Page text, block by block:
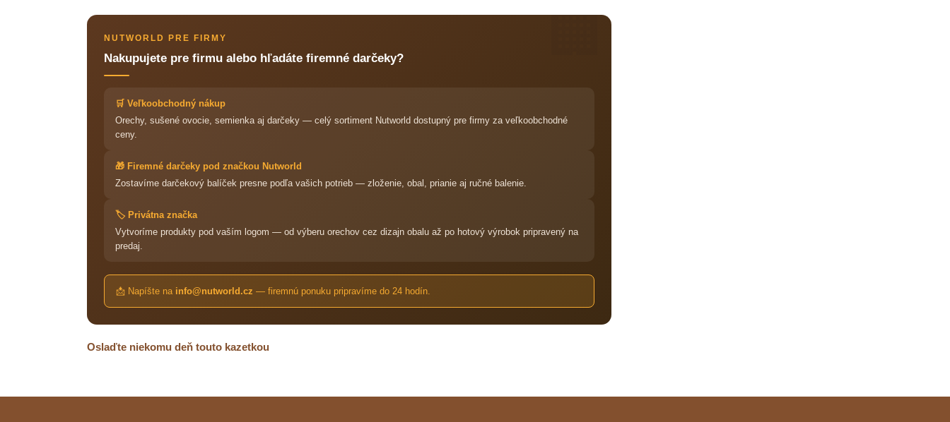
🏢
NUTWORLD PRE FIRMY
Nakupujete pre firmu alebo hľadáte firemné darčeky?
🛒 Veľkoobchodný nákup
Orechy, sušené ovocie, semienka aj darčeky — celý sortiment Nutworld dostupný pre firmy za veľkoobchodné
ceny.
🎁 Firemné darčeky pod značkou Nutworld
Zostavíme darčekový balíček presne podľa vašich potrieb — zloženie, obal, prianie aj ručné balenie.
🏷️ Privátna značka
Vytvoríme produkty pod vaším logom — od výberu orechov cez dizajn obalu až po hotový výrobok pripravený na
predaj.
📩 Napíšte na info@nutworld.cz — firemnú ponuku pripravíme do 24 hodín.
Oslaďte niekomu deň touto kazetkou